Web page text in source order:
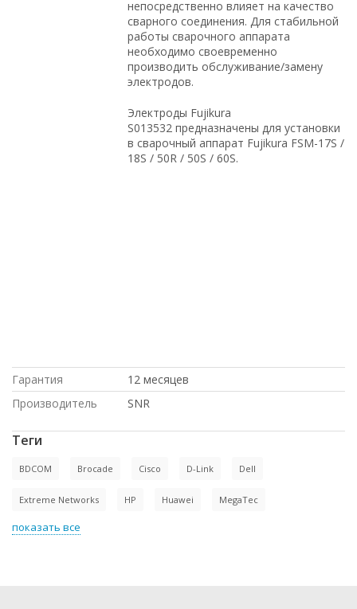
непосредственно влияет на качество
сварного соединения. Для стабильной
работы сварочного аппарата
необходимо своевременно
производить обслуживание/замену
электродов.
Электроды Fujikura
S013532 предназначены для установки
в сварочный аппарат Fujikura FSM-17S /
18S / 50R / 50S / 60S.
Гарантия
12 месяцев
Производитель
SNR
Теги
BDCOM Brocade Cisco D-Link Dell
Extreme Networks HP Huawei MegaTec
показать все